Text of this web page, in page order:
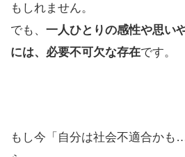
もしれません。
でも、 一人ひとりの感性や思い
には、必要不可欠な存在です。
もし今「自分は社会不適合かも